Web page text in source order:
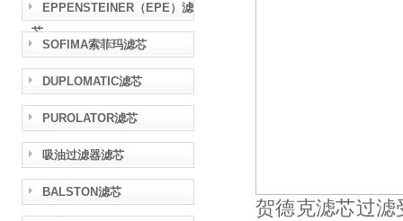
EPPENSTEINER（EPE）滤
芯
SOFIMA索菲玛滤芯
DUPLOMATIC滤芯
PUROLATOR滤芯
吸油过滤器滤芯
BALSTON滤芯
贺德克滤芯过